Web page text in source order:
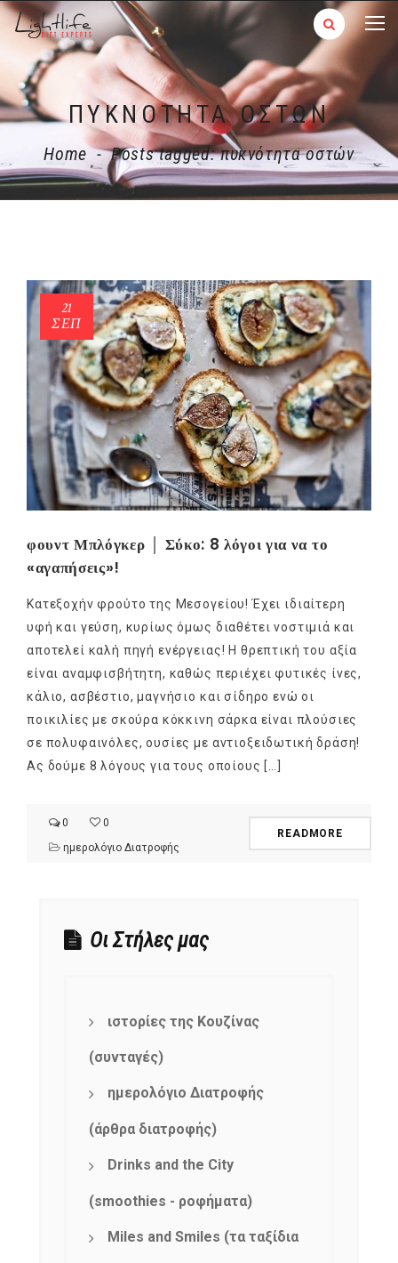
ΠΥΚΝΌΤΗΤΑ ΟΣΤΏΝ
Home - Posts tagged: πυκνότητα οστών
21
ΣΕΠ
φουντ Μπλόγκερ │ Σύκο: 8 λόγοι για να το
«αγαπήσεις»!
Κατεξοχήν φρούτο της Μεσογείου! Έχει ιδιαίτερη
υφή και γεύση, κυρίως όμως διαθέτει νοστιμιά και
αποτελεί καλή πηγή ενέργειας! Η θρεπτική του αξία
είναι αναμφισβήτητη, καθώς περιέχει φυτικές ίνες,
κάλιο, ασβέστιο, μαγνήσιο και σίδηρο ενώ οι
ποικιλίες με σκούρα κόκκινη σάρκα είναι πλούσιες
σε πολυφαινόλες, ουσίες με αντιοξειδωτική δράση!
Ας δούμε 8 λόγους για τους οποίους […]
0
0
ημερολόγιο Διατροφής
READMORE
Οι Στήλες μας
ιστορίες της Κουζίνας
(συνταγές)
ημερολόγιο Διατροφής
(άρθρα διατροφής)
Drinks and the City
(smoothies - ροφήματα)
Miles and Smiles (τα ταξίδια